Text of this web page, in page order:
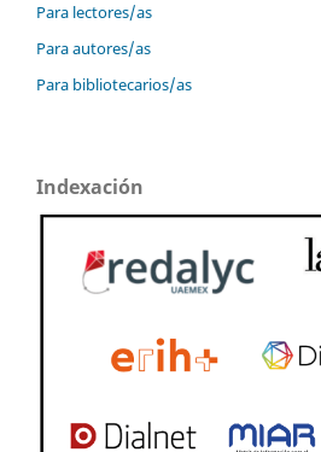
Para lectores/as
Para autores/as
Para bibliotecarios/as
Indexación